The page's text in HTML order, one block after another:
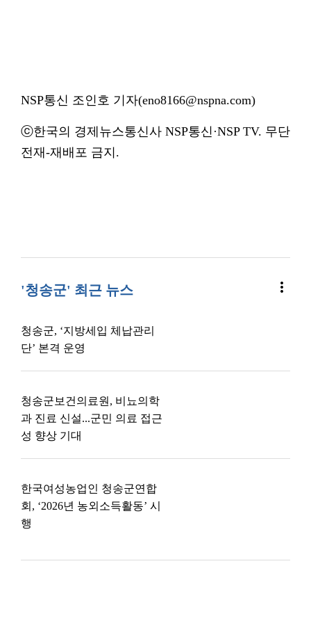
NSP통신 조인호 기자(eno8166@nspna.com)
ⓒ한국의 경제뉴스통신사 NSP통신·NSP TV. 무단
전재-재배포 금지.
'청송군' 최근 뉴스 more_vert
청송군, ‘지방세입 체납관리
단’ 본격 운영
청송군보건의료원, 비뇨의학
과 진료 신설...군민 의료 접근
성 향상 기대
한국여성농업인 청송군연합
회, ‘2026년 농외소득활동’ 시
행